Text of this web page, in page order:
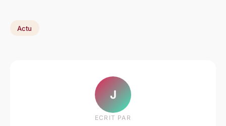
Actu
J
ECRIT PAR